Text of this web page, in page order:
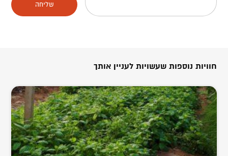
שליחה
חוויות נוספות שעשויות לעניין אותך